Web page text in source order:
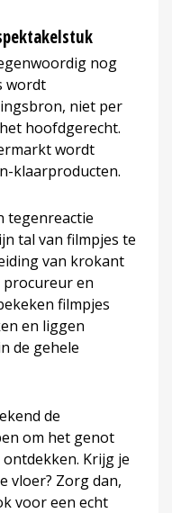
nog
wordt
niet per
hoofdgerecht.
wordt
klaarproducten.
tegenreactie
tal van filmpjes te
van krokant
procureur en
filmpjes
en liggen
de gehele
de
om het genot
Krijg je
vloer? Zorg dan,
voor een echt